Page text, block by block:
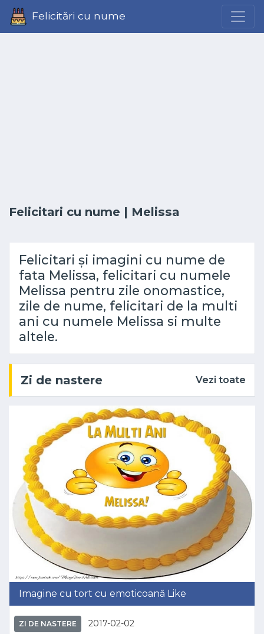
Felicitări cu nume
Felicitari cu nume | Melissa
Felicitari și imagini cu nume de
fata Melissa, felicitari cu numele
Melissa pentru zile onomastice,
zile de nume, felicitari de la multi
ani cu numele Melissa si multe
altele.
Zi de nastere Vezi toate
Imagine cu tort cu emoticoană Like
ZI DE NASTERE 2017-02-02